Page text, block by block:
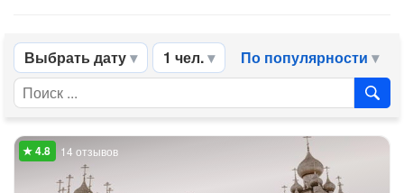
Выбрать дату 1 чел. По популярности
14 отзывов